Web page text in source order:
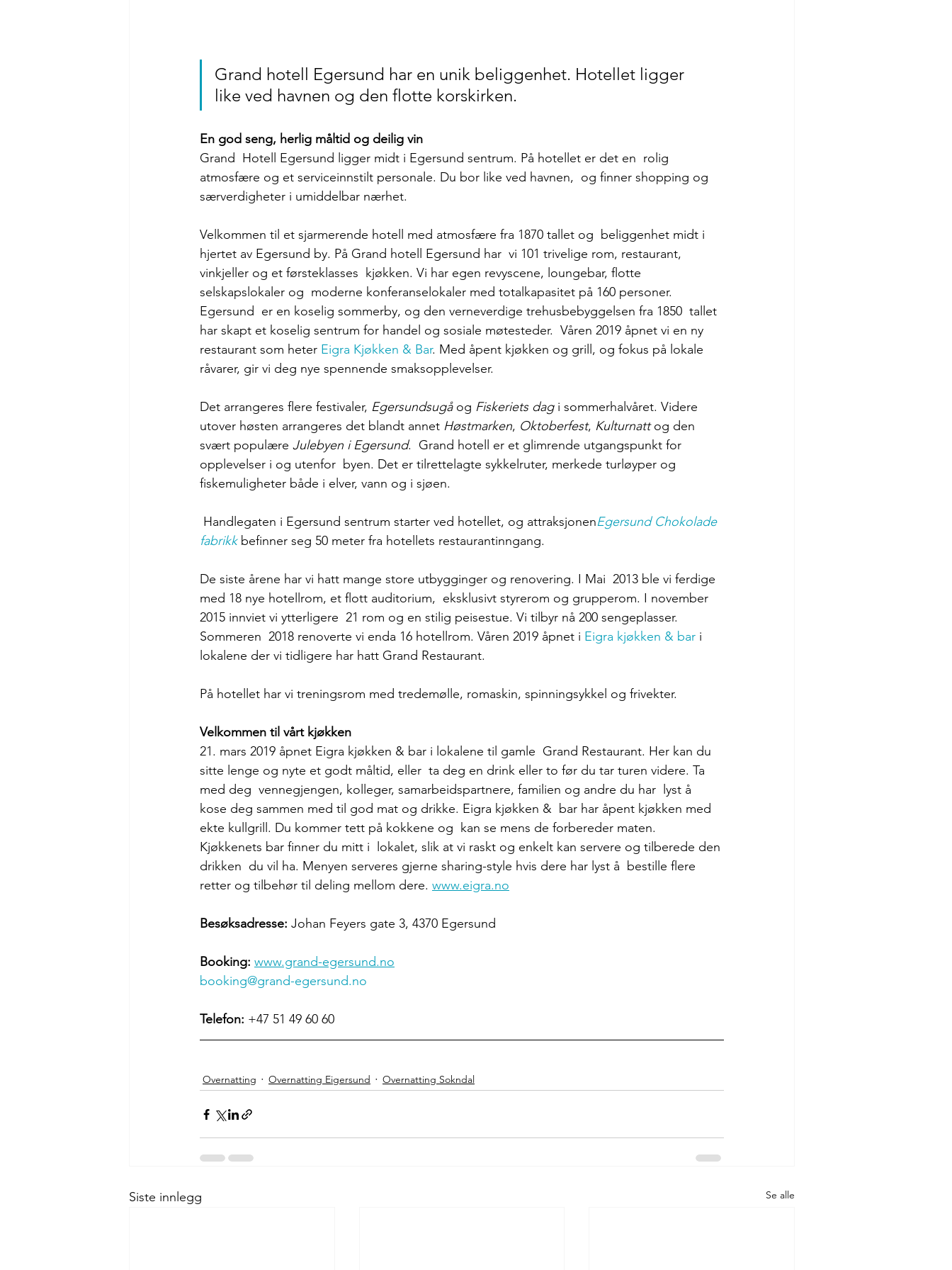
Grand hotell Egersund har en unik beliggenhet. Hotellet ligger
like ved havnen og den flotte korskirken.
En god seng, herlig måltid og deilig vin
Grand  Hotell Egersund ligger midt i Egersund sentrum. På hotellet er det en  rolig
atmosfære og et serviceinnstilt personale. Du bor like ved havnen,  og finner shopping og
særverdigheter i umiddelbar nærhet.
Velkommen til et sjarmerende hotell med atmosfære fra 1870 tallet og  beliggenhet midt i
hjertet av Egersund by. På Grand hotell Egersund har  vi 101 trivelige rom, restaurant,
vinkjeller og et førsteklasses  kjøkken. Vi har egen revyscene, loungebar, flotte
selskapslokaler og  moderne konferanselokaler med totalkapasitet på 160 personer.
Egersund  er en koselig sommerby, og den verneverdige trehusbebyggelsen fra 1850  tallet
har skapt et koselig sentrum for handel og sosiale møtesteder.  Våren 2019 åpnet vi en ny
restaurant som heter Eigra Kjøkken & Bar. Med åpent kjøkken og grill, og fokus på lokale
råvarer, gir vi deg nye spennende smaksopplevelser.
Det arrangeres flere festivaler, Egersundsugå og Fiskeriets dag i sommerhalvåret. Videre
utover høsten arrangeres det blandt annet Høstmarken, Oktoberfest, Kulturnatt og den
svært populære Julebyen i Egersund.  Grand hotell er et glimrende utgangspunkt for
opplevelser i og utenfor  byen. Det er tilrettelagte sykkelruter, merkede turløyper og
fiskemuligheter både i elver, vann og i sjøen.
Handlegaten i Egersund sentrum starter ved hotellet, og attraksjonenEgersund Chokolade
fabrikk befinner seg 50 meter fra hotellets restaurantinngang.
De siste årene har vi hatt mange store utbygginger og renovering. I Mai  2013 ble vi ferdige
med 18 nye hotellrom, et flott auditorium,  eksklusivt styrerom og grupperom. I november
2015 innviet vi ytterligere  21 rom og en stilig peisestue. Vi tilbyr nå 200 sengeplasser.
Sommeren  2018 renoverte vi enda 16 hotellrom. Våren 2019 åpnet i Eigra kjøkken & bar i
lokalene der vi tidligere har hatt Grand Restaurant.
På hotellet har vi treningsrom med tredemølle, romaskin, spinningsykkel og frivekter.
Velkommen til vårt kjøkken
21. mars 2019 åpnet Eigra kjøkken & bar i lokalene til gamle  Grand Restaurant. Her kan du
sitte lenge og nyte et godt måltid, eller  ta deg en drink eller to før du tar turen videre. Ta
med deg  vennegjengen, kolleger, samarbeidspartnere, familien og andre du har  lyst å
kose deg sammen med til god mat og drikke. Eigra kjøkken &  bar har åpent kjøkken med
ekte kullgrill. Du kommer tett på kokkene og  kan se mens de forbereder maten.
Kjøkkenets bar finner du mitt i  lokalet, slik at vi raskt og enkelt kan servere og tilberede den
drikken  du vil ha. Menyen serveres gjerne sharing-style hvis dere har lyst å  bestille flere
retter og tilbehør til deling mellom dere. www.eigra.no
Besøksadresse: Johan Feyers gate 3, 4370 Egersund
Booking: www.grand-egersund.no
booking@grand-egersund.no
Telefon: +47 51 49 60 60
Overnatting Overnatting Eigersund Overnatting Sokndal
Siste innlegg Se alle